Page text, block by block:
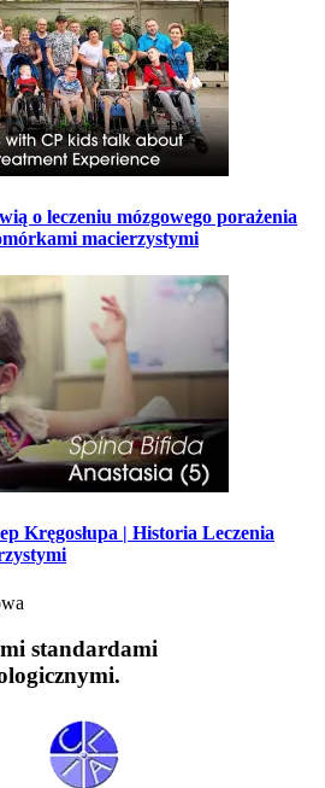
o leczeniu mózgowego porażenia
macierzystymi
Kręgosłupa | Historia Leczenia
standardami